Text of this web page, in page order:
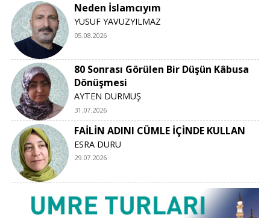
Neden İslamcıyım
YUSUF YAVUZYILMAZ
05.08.2026
80 Sonrası Görülen Bir Düşün Kâbusa
Dönüşmesi
AYTEN DURMUŞ
31.07.2026
FAİLİN ADINI CÜMLE İÇİNDE KULLAN
ESRA DURU
29.07.2026